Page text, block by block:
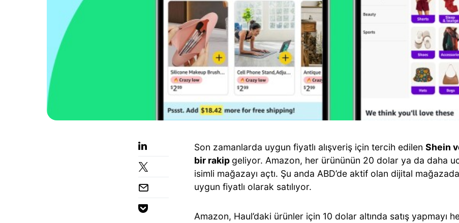
Son zamanlarda uygun fiyatlı alışveriş için tercih edilen Shein
bir rakip geliyor. Amazon, her ürününün 20 dolar ya da daha
isimli mağazayı açtı. Şu anda ABD’de aktif olan dijital
uygun fiyatlı olarak satılıyor.
Amazon, Haul’daki ürünler için 10 dolar altında satış yapmayı